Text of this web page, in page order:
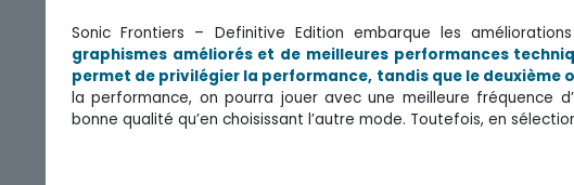
Sonic Frontiers – Definitive Edition embarque les
graphismes améliorés et de meilleures performances
permet de privilégier la performance, tandis que le deuxième
la performance, on pourra jouer avec une meilleure fréquence
bonne qualité qu’en choisissant l’autre mode. Toutefois, en